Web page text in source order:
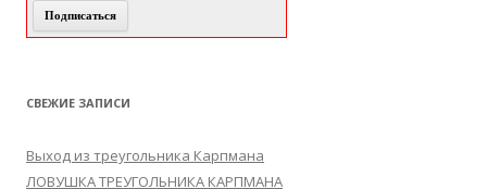
СВЕЖИЕ ЗАПИСИ
Выход из треугольника Карпмана
ЛОВУШКА ТРЕУГОЛЬНИКА КАРПМАНА